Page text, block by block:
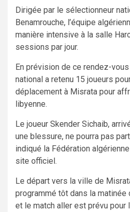
Dirigée par le sélectionneur
Benamrouche, l’équipe
manière intensive à la salle
sessions par jour.
En prévision de ce rendez-
national a retenu 15 joueurs
déplacement à Misrata pour
libyenne.
Le joueur Skender Sichaib,
une blessure, ne pourra pas
indiqué la Fédération
site officiel.
Le départ vers la ville de
programmé tôt dans la matinée
et le match aller est prévu pour